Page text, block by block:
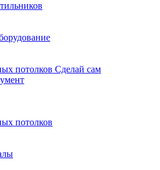
потолков Сделай сам
потолков